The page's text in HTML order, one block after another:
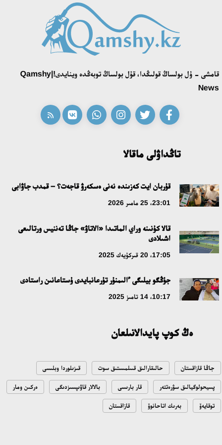
قونايەۆ قالاسىنىڭ اكىمى «سلاۆيان بازارى» بايقاۋىنىڭ جەڭىمپازى
اقەركە امالياتتى قابىلدادى
قازاق تىلىندەگى «قۇت» كونسەپتىسىنىڭ لينگۆومادەني سيپاتى
ابايدىڭ ادام تاربيەسى تۋرالى كوزقاراستارىنىڭ وزەكتىلىگى
مە؟
18:16، 20 شىلدە 2026
ۇلتتىق ءارحيۆتىڭ اشىلعانىنا 20 جىل: نەگىزگى جەتىستىكتەرى مەن
دامۋ باعىتى
مەملەكەت باسشىسى كوبەيتۇز كولىنىڭ جاي-كۇيىنە نازار اۋداردى
التىن وردا تاريحىن وقىتۋدىڭ يننوۆاسيالىق تاسىلدەرى ەنگىزىلەدى
قازاقستان ۇقك: ۋاقىت سىن-قاتەرلەرى جانە ۇلتتىق مۇددەنى قورعاۋ
17:49، 13 شىلدە 2026
قامشى - ۇل بولساڭ قولىڭدا، قۇل بولساڭ توبەڭدە وينايدى!|Qamshy
News
تاڭداۋلى ماقالا
قۇربان ايت كەزىندە نەنى ەسكەرۋ قاجەت؟ – قمدب جاۋابى
23:01، 25 مامىر 2026
قالا كۇنىنە وراي الماتىدا «الاتاۋ» جاڭا تەننيس ورتالىعى
اشىلادى
17:05، 20 قىركۇيەك 2025
جۇڭگو بيلىگى ءالىمنۇر تۇرعانبايدى ۇستاعانىن راستادى
10:17، 14 تامىز 2025
ەڭ كوپ پايدالانىلعان
جاڭا قازاقستان حالىقارالىق قىىلمىستىق سوت قىزىلوردا وبلىسى
پسيحولوگيالىق سۋرەتتەر قار بارىسى بالالار قاۋىپسىزدىگى ەركىن ومار
توقايەۆ بەرىك اتاحانوۆ قازاقستان